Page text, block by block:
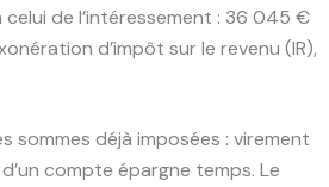
de l’intéressement : 36 045 €
d’impôt sur le revenu (IR),
sommes déjà imposées : virement
compte épargne temps. Le